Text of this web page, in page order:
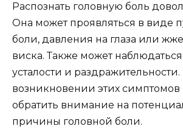
Распознать головную боль
Она может проявляться в виде
боли, давления на глаза или
виска. Также может наблюдаться
усталости и
возникновении этих симптомов
обратить внимание на
причины головной боли.